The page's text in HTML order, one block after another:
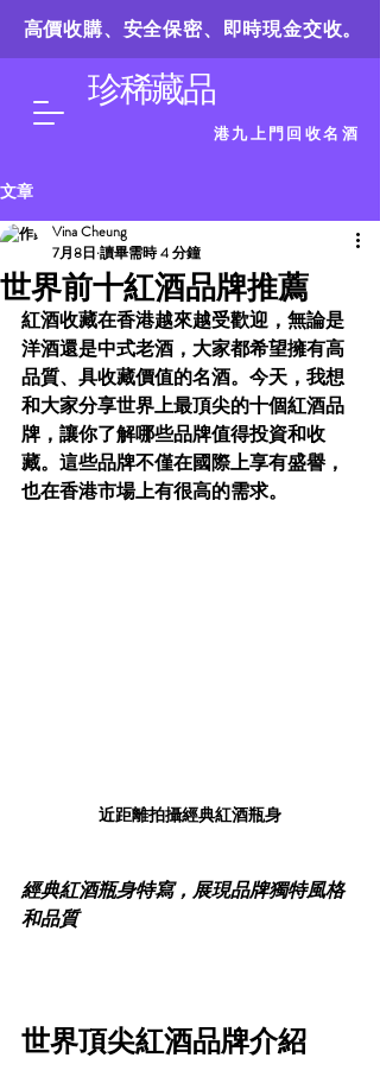
高價收購、安全保密、即時現金交收。
珍稀藏品
港九上門回收名酒
文章
世界前十紅酒品牌推薦
Vina Cheung
7月8日 讀畢需時 4 分鐘
紅酒收藏在香港越來越受歡迎，無論是
洋酒還是中式老酒，大家都希望擁有高
品質、具收藏價值的名酒。今天，我想
和大家分享世界上最頂尖的十個紅酒品
牌，讓你了解哪些品牌值得投資和收
藏。這些品牌不僅在國際上享有盛譽，
也在香港市場上有很高的需求。
近距離拍攝經典紅酒瓶身
經典紅酒瓶身特寫，展現品牌獨特風格
和品質
世界頂尖紅酒品牌介紹